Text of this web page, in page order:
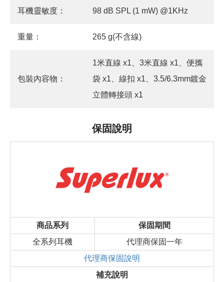
耳機靈敏度： 98 dB SPL (1 mW) @1KHz
重量： 265 g(不含線)
包裝內容物：
1米直線 x1、3米直線 x1、便攜
袋 x1、線扣 x1、3.5/6.3mm鍍金
立體轉接頭 x1
保固說明
商品系列
保固期間
全系列耳機
代理商保固一年
代理商保固說明
補充說明